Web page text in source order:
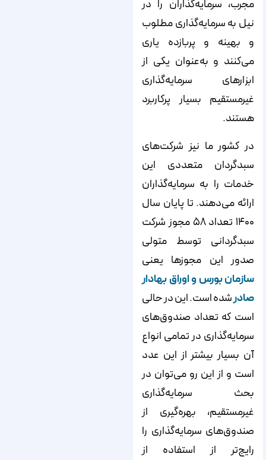
مجرب، سرمایه‌گذاران را در
نیل به سرمایه‌گذاری مطلوب
و بهینه و پربازده یاری
می‌کنند و به‌عنوان یکی از
ابزار‌های سرمایه‌گذاری
غیرمستقیم بسیار پرکاربرد
هستند.
در کشور ما نیز شرکت‌های
سبدگردان متعددی این
خدمات را به سرمایه‌گذاران
ارائه می‌دهند. تا پایان سال
۱۴۰۰ تعداد ۵۸ مجوز شرکت
سبدگردانی توسط متولی
صدور این مجوزها یعنی
سازمان بورس و اوراق بهادار
صادرشده است. این در حالی
است که تعداد صندوق‌های
سرمایه‌گذاری در تمامی انواع
آن بسیار بیشتر از این عدد
است و از این‌ رو می‌توان در
بحث سرمایه‌گذاری
غیرمستقیم، بهره‌گیری از
صندوق‌های سرمایه‌گذاری را
رایج‌تر از استفاده از